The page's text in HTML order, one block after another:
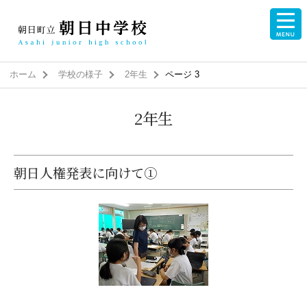
ホーム 学校の様子 2年生 ページ 3
2年生
朝日人権発表に向けて①